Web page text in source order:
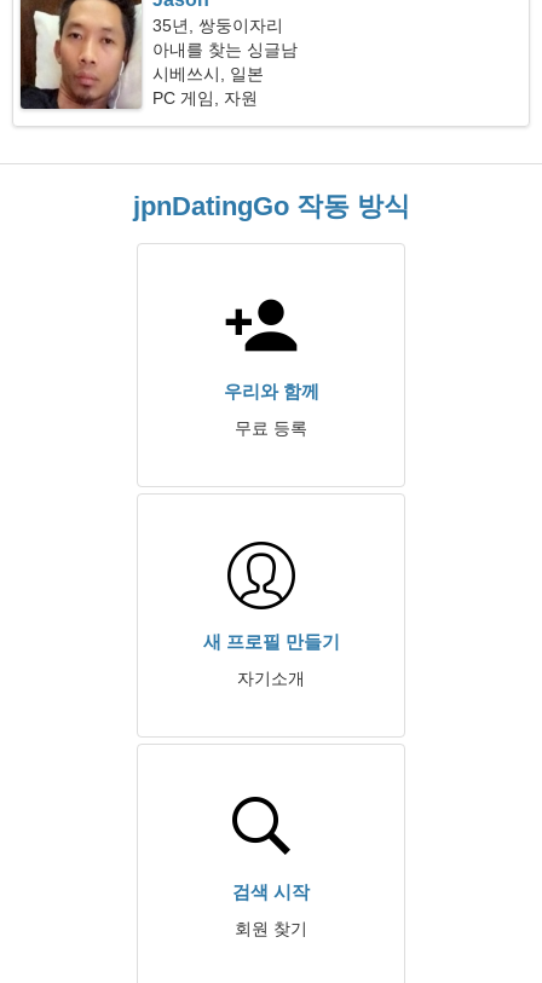
35년, 쌍둥이자리
아내를 찾는 싱글남
시베쓰시, 일본
PC 게임, 자원
jpnDatingGo 작동 방식
우리와 함께
무료 등록
새 프로필 만들기
자기소개
검색 시작
회원 찾기